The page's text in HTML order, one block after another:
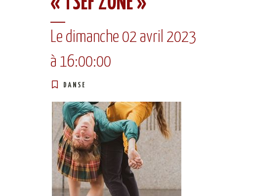
Le dimanche 02 avril 2023
à 16:00:00
DANSE